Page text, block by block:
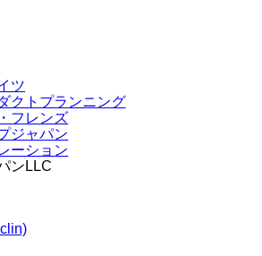
ツ
クトプランニング
フレンズ
ジャパン
ーション
ンLLC